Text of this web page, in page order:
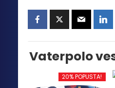
Vaterpolo
20% POPUSTA!